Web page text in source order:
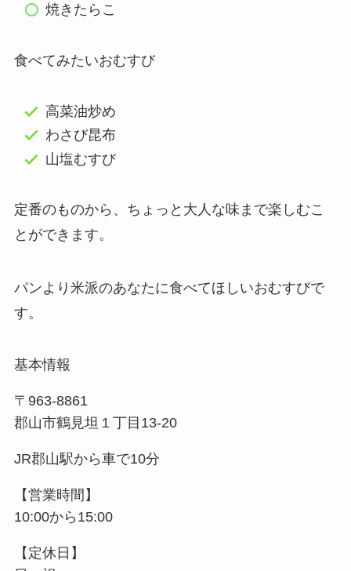
焼きたらこ
食べてみたいおむすび
高菜油炒め
わさび昆布
山塩むすび
定番のものから、ちょっと大人な味まで楽しむこ
とができます。
パンより米派のあなたに食べてほしいおむすびで
す。
基本情報
〒963-8861
郡山市鶴見坦１丁目13-20
JR郡山駅から車で10分
【営業時間】
10:00から15:00
【定休日】